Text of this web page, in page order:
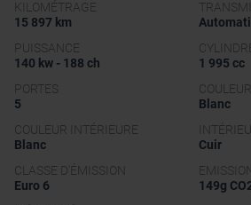
KILOMÉTRAGE
15 897 km
PUISSANCE
140 kw - 188 ch
1 995 cc
PORTES
5
COULEUR
Blanc
COULEUR INTÉRIEURE
Blanc
Cuir
CLASSE D'ÉMISSION
Euro 6
149g